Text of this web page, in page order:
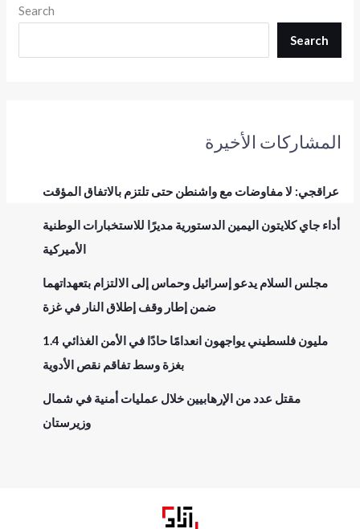
Search
Search
المشاركات الأخيرة
عراقجي: لا مفاوضات مع واشنطن حتى تلتزم بالاتفاق المؤقت
أداء جاي كلايتون اليمين الدستورية مديرًا للاستخبارات الوطنية
الأميركية
مجلس السلام يدعو إسرائيل وحماس إلى الالتزام بتعهداتهما
ضمن إطار وقف إطلاق النار في غزة
1.4 مليون فلسطيني يواجهون انعدامًا حادًا في الأمن الغذائي
بغزة وسط تفاقم نقص الأدوية
مقتل عدد من الإرهابيين خلال عمليات أمنية في شمال
وزيرستان